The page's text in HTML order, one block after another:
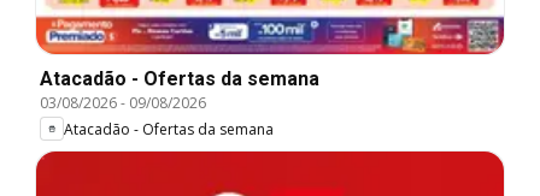
Atacadão - Ofertas da semana
03/08/2026- 09/08/2026
Atacadão - Ofertas da semana